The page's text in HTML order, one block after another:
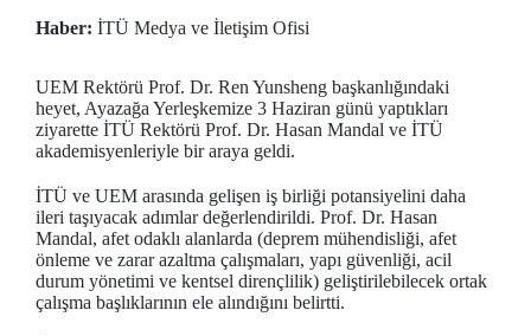
Haber: İTÜ Medya ve İletişim Ofisi
UEM Rektörü Prof. Dr. Ren Yunsheng başkanlığındaki
heyet, Ayazağa Yerleşkemize 3 Haziran günü yaptıkları
ziyarette İTÜ Rektörü Prof. Dr. Hasan Mandal ve İTÜ
akademisyenleriyle bir araya geldi.
İTÜ ve UEM arasında gelişen iş birliği potansiyelini daha
ileri taşıyacak adımlar değerlendirildi. Prof. Dr. Hasan
Mandal, afet odaklı alanlarda (deprem mühendisliği, afet
önleme ve zarar azaltma çalışmaları, yapı güvenliği, acil
durum yönetimi ve kentsel dirençlilik) geliştirilebilecek ortak
çalışma başlıklarının ele alındığını belirtti.